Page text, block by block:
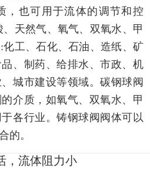
，也可用于流体的调节和控
天然气、氧气、双氧水、甲
工、石化、石油、造纸、矿
、制药、给排水、市政、机
城市建设等领域。碳钢球阀
介质，如氧气、双氧水、甲
各行业。铸钢球阀阀体可以
的。
，流体阻力小